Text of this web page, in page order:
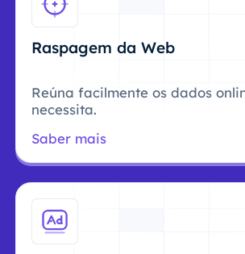
Raspagem da Web
Reúna facilmente os dados
necessita.
Saber mais